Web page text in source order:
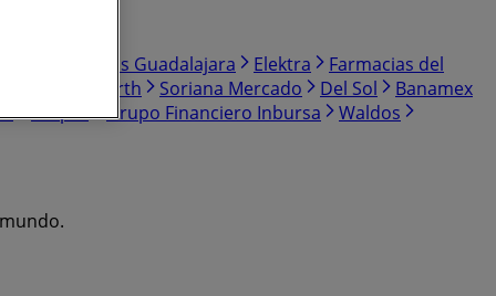
Farmacias Guadalajara Elektra
Farmacias del
Woolworth Soriana Mercado Del Sol
Banamex
Truper Grupo Financiero Inbursa
Waldos